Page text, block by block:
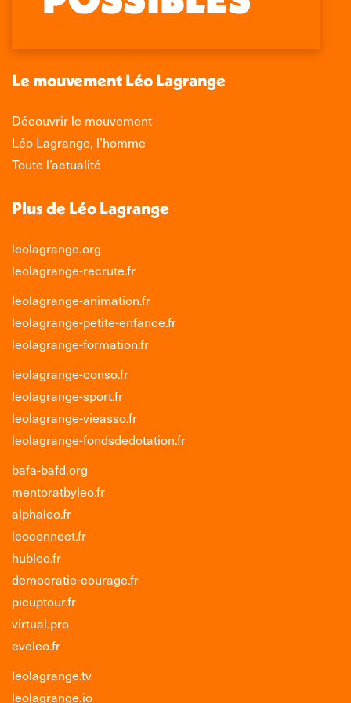
s'ouvre
une
fenêtre
s'ouvre
une
fenêtre
s'ouvre
une
fenêtre
s'ouvre
une
nouvelle
fenêtre
Le mouvement Léo Lagrange
Découvrir le mouvement
Léo Lagrange, l’homme
Toute l’actualité
Plus de Léo Lagrange
leolagrange.org
leolagrange-recrute.fr
leolagrange-animation.fr
leolagrange-petite-enfance.fr
leolagrange-formation.fr
leolagrange-conso.fr
leolagrange-sport.fr
leolagrange-vieasso.fr
leolagrange-fondsdedotation.fr
bafa-bafd.org
mentoratbyleo.fr
alphaleo.fr
leoconnect.fr
hubleo.fr
democratie-courage.fr
picuptour.fr
virtual.pro
eveleo.fr
leolagrange.tv
leolagrange.io